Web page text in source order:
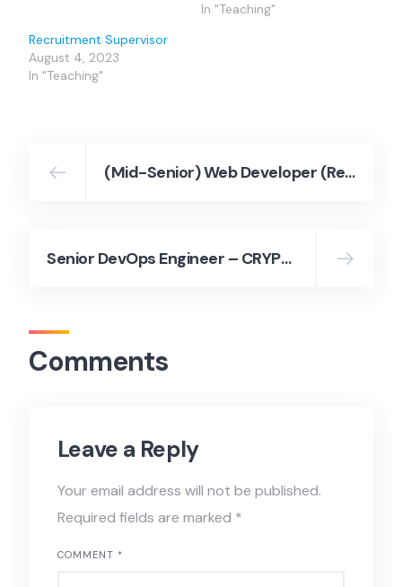
In "Teaching"
Recruitment Supervisor
August 4, 2023
In "Teaching"
(Mid-Senior) Web Developer (React.js Node.js) – Miratara Co., Ltd.
Senior DevOps Engineer – CRYPTOMIND ASSET CO., LTD.
Comments
Leave a Reply
Your email address will not be published.
Required fields are marked *
COMMENT *